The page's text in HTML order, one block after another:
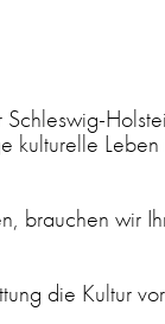
kulturelle Leben
brauchen wir
die Kultur vor